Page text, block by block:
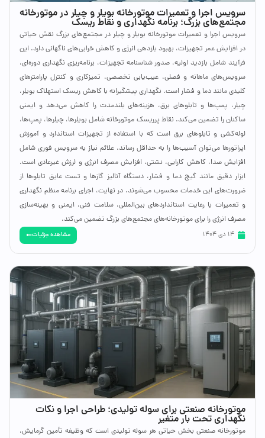
سرویس اجرا و تعمیرات موتورخانه بویلر و چیلر در موتورخانه
مجتمع‌های بزرگ؛ برنامه نگهداری و نقاط ریسک
سرویس اجرا و تعمیرات موتورخانه بویلر و چیلر در مجتمع‌های بزرگ نقش حیاتی
در افزایش عمر تجهیزات، بهبود بازدهی انرژی و کاهش خرابی‌های ناگهانی دارد. این
فرآیند شامل بازدید اولیه، صدور شناسنامه تجهیزات، برنامه‌ریزی نگهداری دوره‌ای،
سرویس‌های ماهانه و فصلی، عیب‌یابی تخصصی، تمیزکاری و کنترل پارامترهای
کلیدی مانند دما و فشار است. نگهداری پیشگیرانه با کاهش ریسک استهلاک بویلر،
چیلر، پمپ‌ها و تابلوهای برق، هزینه‌های بلندمدت را کاهش می‌دهد و ایمنی
ساکنان را تضمین می‌کند. نقاط پرریسک موتورخانه شامل بویلرها، چیلرها، پمپ‌ها،
لوله‌کشی و تابلوهای برق است که با استفاده از تجهیزات استاندارد و آموزش
اپراتورها می‌توان آسیب‌ها را به حداقل رساند. علائم نیاز به سرویس فوری شامل
افزایش صدا، کاهش کارایی، نشتی، افزایش مصرف انرژی و لرزش غیرعادی است.
ابزار دقیق مانند گیج دما و فشار، دستگاه آنالیز گازها و تست عایق تابلوها از
ضرورت‌های این خدمات محسوب می‌شوند. در نهایت، اجرای برنامه منظم نگهداری
و تعمیرات با رعایت استانداردهای بین‌المللی، سلامت فنی، ایمنی و بهینه‌سازی
مصرف انرژی را برای موتورخانه‌های مجتمع‌های بزرگ تضمین می‌کند.
14 دی 1404 مشاهده جزئیات
موتورخانه صنعتی برای سوله تولیدی؛ طراحی اجرا و نکات
نگهداری تحت بار متغیر
موتورخانه صنعتی بخش حیاتی هر سوله تولیدی است که وظیفه تأمین گرمایش،